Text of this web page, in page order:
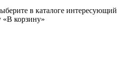
в каталоге интересующий
«В корзину»